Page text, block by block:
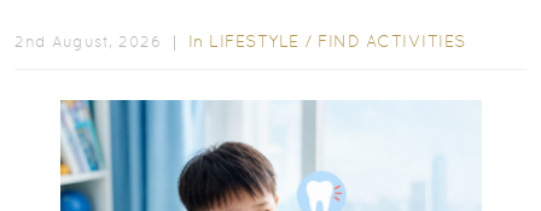
2nd August, 2026 ｜ In LIFESTYLE / FIND ACTIVITIES